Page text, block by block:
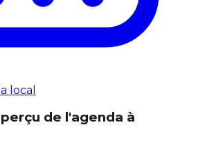
local
de l'agenda à